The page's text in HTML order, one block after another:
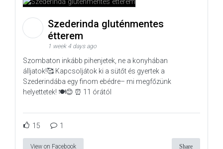
Szederinda gluténmentes
étterem
1 week 4 days ago
Szombaton inkább pihenjetek, ne a konyhában
álljatok!🥰 Kapcsoljátok ki a sütőt és gyertek a
Szederindába egy finom ebédre– mi megfőzünk
helyettetek! 🍽️😊 ⏰ 11 órától
15 1
View on Facebook Share